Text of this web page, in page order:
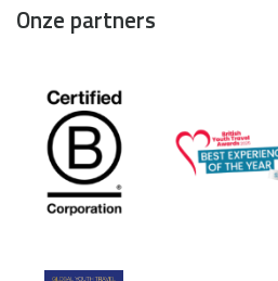
Onze partners